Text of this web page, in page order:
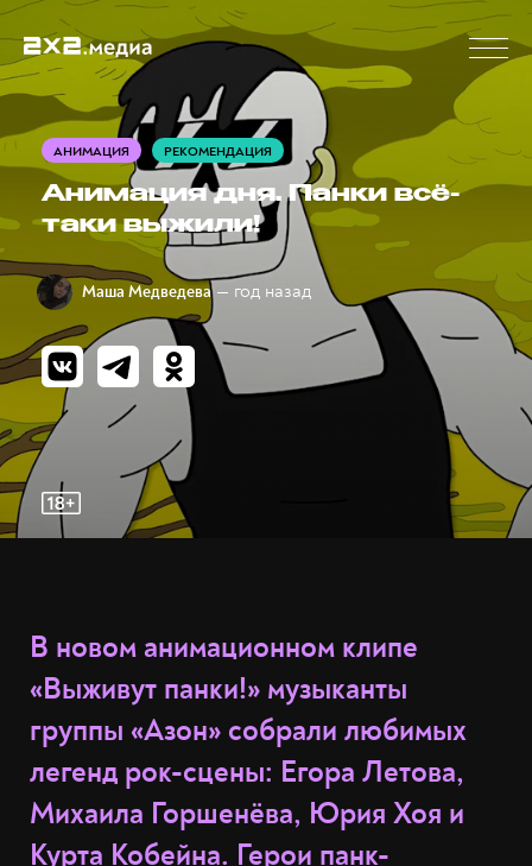
АНИМАЦИЯ РЕКОМЕНДАЦИЯ
Анимация дня. Панки всё-
таки выжили!
Маша Медведева — год назад
В новом анимационном клипе
«Выживут панки!» музыканты
группы «Азон» собрали любимых
легенд рок-сцены: Егора Летова,
Михаила Горшенёва, Юрия Хоя и
Курта Кобейна. Герои панк-